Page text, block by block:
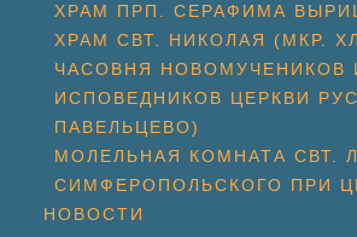
ХРАМ ПРП. СЕРАФИМА
ХРАМ СВТ. НИКОЛАЯ (МКР.
ЧАСОВНЯ НОВОМУЧЕНИКОВ
ИСПОВЕДНИКОВ ЦЕРКВИ
ПАВЕЛЬЦЕВО)
МОЛЕЛЬНАЯ КОМНАТА СВТ.
СИМФЕРОПОЛЬСКОГО ПРИ
НОВОСТИ